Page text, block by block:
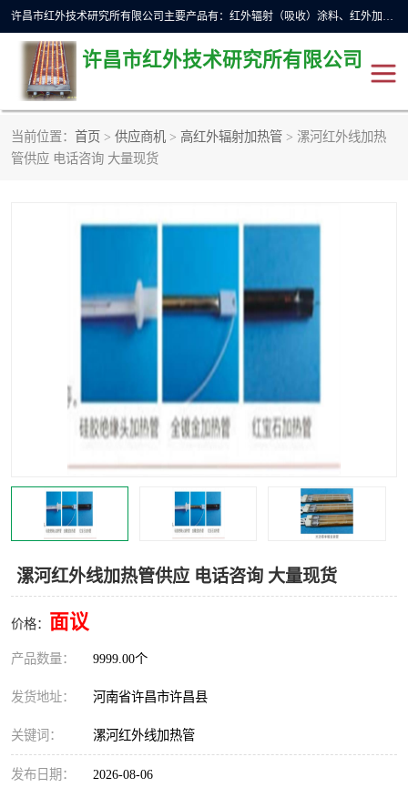
许昌市红外技术研究所有限公司主要产品有：红外辐射（吸收）涂料、红外加热元件、红外辐射加热模块（板）、红外辐射加热炉（箱）、快速红外辐射加热器、系列高端红外加热实验设备、系列红外加热控制器等。
许昌市红外技术研究所有限公司
当前位置： 首页 > 供应商机 > 高红外辐射加热管 > 漯河红外线加热
管供应 电话咨询 大量现货
漯河红外线加热管供应 电话咨询 大量现货
价格： 面议
产品数量： 9999.00个
发货地址： 河南省许昌市许昌县
关键词： 漯河红外线加热管
发布日期： 2026-08-06
红外加热设备
红外加热元件 红外辐射吸收涂料
高端红外加热实验设备 电工电气
高温涂料
热环境试验设备
红外辐射表面材料 定波长红外辐射加热器
快速红外辐射聚焦炉